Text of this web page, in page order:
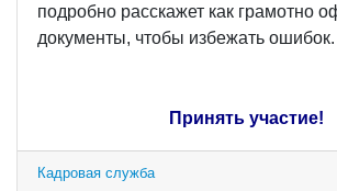
подробно расскажет как грамотно
документы, чтобы избежать ошибок.
Принять участие!
Кадровая служба